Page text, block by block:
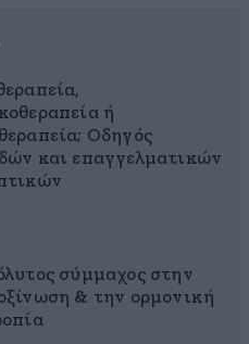
ή
Οδηγός
και επαγγελματικών
σύμμαχος στην
& την ορμονική